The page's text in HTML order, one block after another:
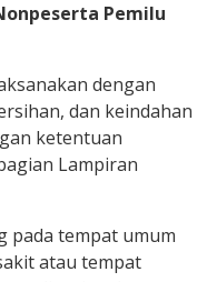
Pemilu
dengan
dan keindahan
ketentuan
Lampiran
pada tempat umum
atau tempat